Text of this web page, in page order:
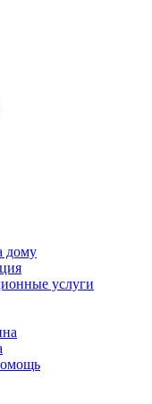
дому
услуги